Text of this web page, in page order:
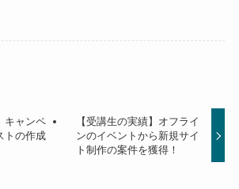
キャンペ
トの作成
【受講生の実績】オフライ
ンのイベントから新規サイ
ト制作の案件を獲得！